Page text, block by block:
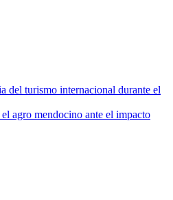
del turismo internacional durante el
agro mendocino ante el impacto